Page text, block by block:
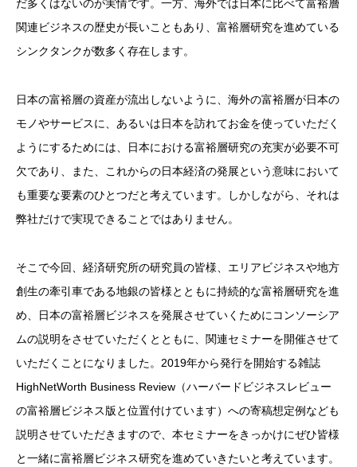
だ多くはないのが実情です。一方、海外では日本に比べて富裕層
関連ビジネスの歴史が長いこともあり、富裕層研究を進めている
シンクタンクが数多く存在します。
日本の富裕層の資産が流出しないように、海外の富裕層が日本の
モノやサービスに、あるいは日本を訪れてお金を使っていただく
ようにするためには、日本における富裕層研究の充実が必要不可
欠であり、また、これからの日本経済の発展という意味において
も重要な要素のひとつだと考えています。しかしながら、それは
弊社だけで実現できることではありません。
そこで今回、経済研究所の研究員の皆様、エリアビジネスや地方
創生の牽引車である地銀の皆様とともに持続的な富裕層研究を進
め、日本の富裕層ビジネスを発展させていくためにコンソーシア
ムの説明をさせていただくとともに、関連セミナーを開催させて
いただくことになりました。2019年から発行を開始する雑誌
HighNetWorth Business Review（ハーバードビジネスレビュー
の富裕層ビジネス版と位置付けています）への寄稿想定例なども
説明させていただきますので、本セミナーをきっかけにぜひ皆様
と一緒に富裕層ビジネス研究を進めていきたいと考えています。